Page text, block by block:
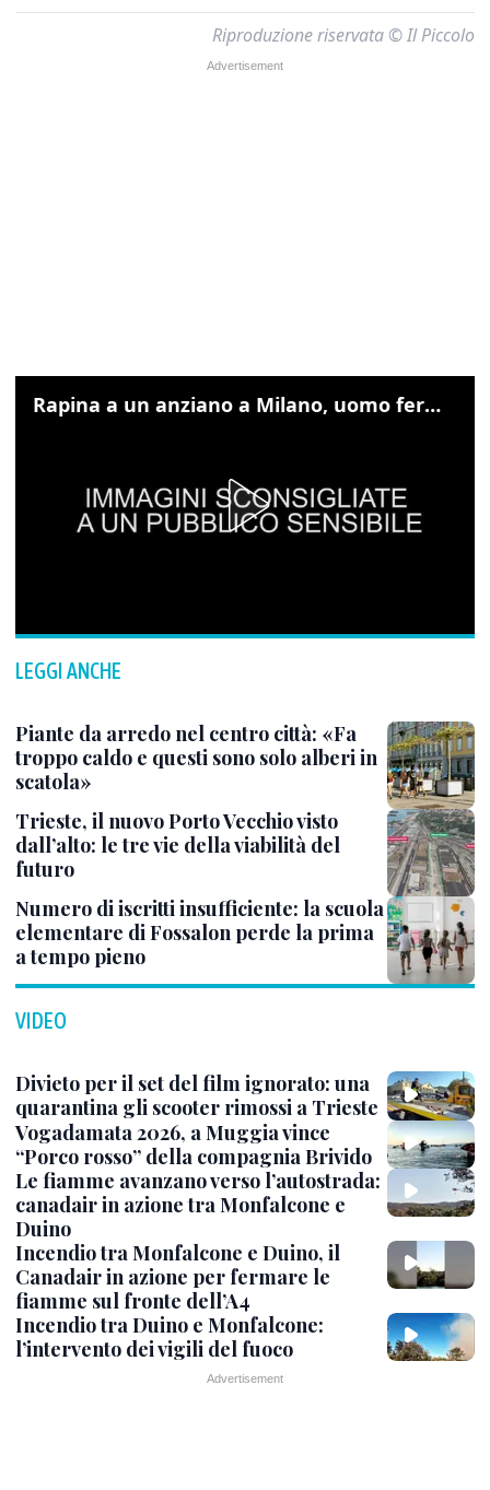
Riproduzione riservata © Il Piccolo
Rapina a un anziano a Milano, uomo fermato grazie alle foto sul cellulare
LEGGI ANCHE
Piante da arredo nel centro città: «Fa
troppo caldo e questi sono solo alberi in
scatola»
Trieste, il nuovo Porto Vecchio visto
dall’alto: le tre vie della viabilità del
futuro
Numero di iscritti insufficiente: la scuola
elementare di Fossalon perde la prima
a tempo pieno
VIDEO
Divieto per il set del film ignorato: una
quarantina gli scooter rimossi a Trieste
Vogadamata 2026, a Muggia vince
“Porco rosso” della compagnia Brivido
Le fiamme avanzano verso l’autostrada:
canadair in azione tra Monfalcone e
Duino
Incendio tra Monfalcone e Duino, il
Canadair in azione per fermare le
fiamme sul fronte dell’A4
Incendio tra Duino e Monfalcone:
l’intervento dei vigili del fuoco